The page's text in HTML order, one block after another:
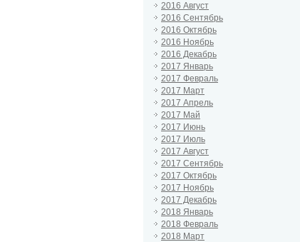
2016 Август
2016 Сентябрь
2016 Октябрь
2016 Ноябрь
2016 Декабрь
2017 Январь
2017 Февраль
2017 Март
2017 Апрель
2017 Май
2017 Июнь
2017 Июль
2017 Август
2017 Сентябрь
2017 Октябрь
2017 Ноябрь
2017 Декабрь
2018 Январь
2018 Февраль
2018 Март